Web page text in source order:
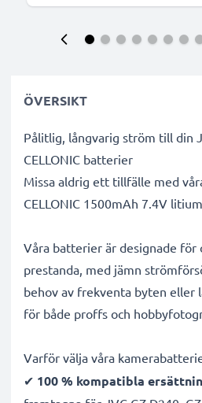
ÖVERSIKT
Pålitlig, långvarig ström till din
CELLONIC batterier
Missa aldrig ett tillfälle med
CELLONIC 1500mAh 7.4V
Våra batterier är designade för
prestanda, med jämn
behov av frekventa byten eller
för både proffs och
Varför välja våra
✔ 100 % kompatibla